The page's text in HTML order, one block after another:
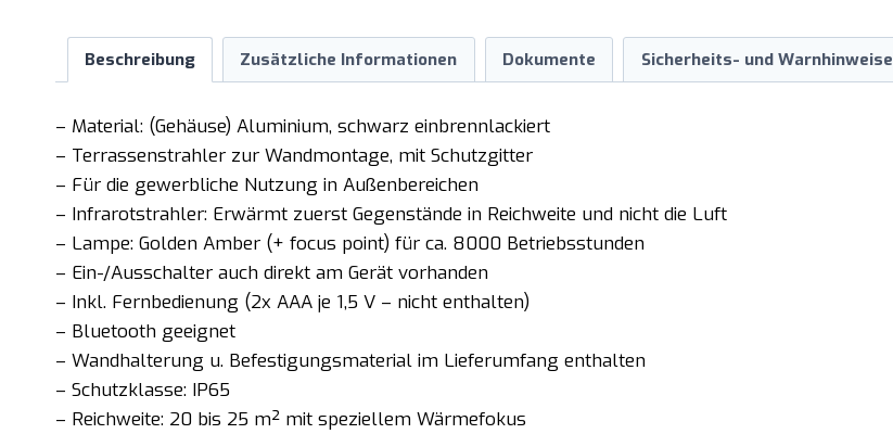
Beschreibung Zusätzliche Informationen Dokumente Sicherheits- und Warnhinweise
– Material: (Gehäuse) Aluminium, schwarz einbrennlackiert
– Terrassenstrahler zur Wandmontage, mit Schutzgitter
– Für die gewerbliche Nutzung in Außenbereichen
– Infrarotstrahler: Erwärmt zuerst Gegenstände in Reichweite und nicht die Luft
– Lampe: Golden Amber (+ focus point) für ca. 8000 Betriebsstunden
– Ein-/Ausschalter auch direkt am Gerät vorhanden
– Inkl. Fernbedienung (2x AAA je 1,5 V – nicht enthalten)
– Bluetooth geeignet
– Wandhalterung u. Befestigungsmaterial im Lieferumfang enthalten
– Schutzklasse: IP65
– Reichweite: 20 bis 25 m² mit speziellem Wärmefokus